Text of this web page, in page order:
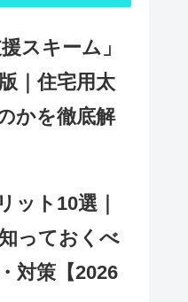
スキーム」
｜住宅用太
かを徹底解
ット10選｜
っておくべ
対策【2026